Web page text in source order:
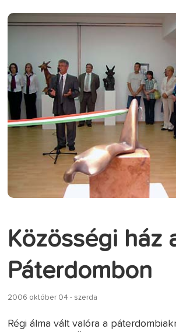
Közösségi ház
Páterdombon
2006 október 04 - szerda
Régi álma vált valóra a